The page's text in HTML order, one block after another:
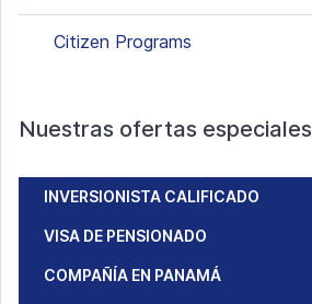
Citizen Programs
Nuestras ofertas especiales
INVERSIONISTA CALIFICADO
VISA DE PENSIONADO
COMPAÑÍA EN PANAMÁ